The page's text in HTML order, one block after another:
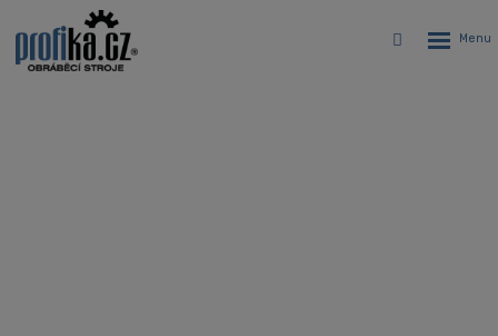
Vyhledávání